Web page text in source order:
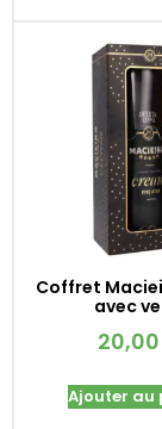
Coffret
avec
20,00
Ajouter au